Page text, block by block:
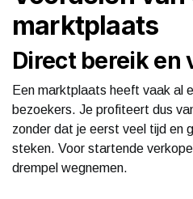
marktplaats
Direct bereik en
Een marktplaats heeft vaak al
bezoekers. Je profiteert dus
zonder dat je eerst veel tijd en
steken. Voor startende
drempel wegnemen.